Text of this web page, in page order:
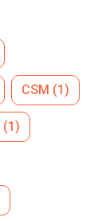
CSM (1)
(1)